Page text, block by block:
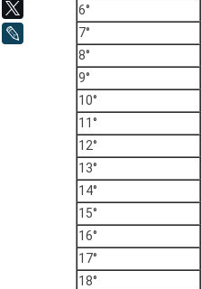
6°
7°
8°
9°
10°
11°
12°
13°
14°
15°
16°
17°
18°
LiveJournal